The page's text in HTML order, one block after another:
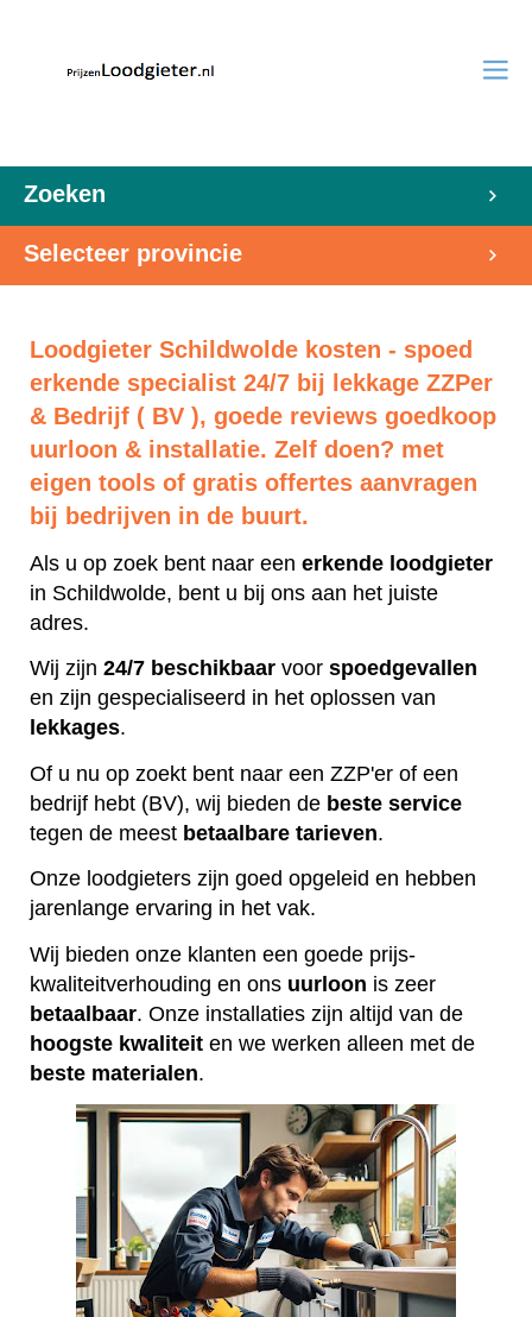
Zoeken
Selecteer provincie
Loodgieter Schildwolde kosten - spoed
erkende specialist 24/7 bij lekkage ZZPer
& Bedrijf ( BV ), goede reviews goedkoop
uurloon & installatie. Zelf doen? met
eigen tools of gratis offertes aanvragen
bij bedrijven in de buurt.
Als u op zoek bent naar een erkende loodgieter
in Schildwolde, bent u bij ons aan het juiste
adres.
Wij zijn 24/7 beschikbaar voor spoedgevallen
en zijn gespecialiseerd in het oplossen van
lekkages.
Of u nu op zoekt bent naar een ZZP'er of een
bedrijf hebt (BV), wij bieden de beste service
tegen de meest betaalbare tarieven.
Onze loodgieters zijn goed opgeleid en hebben
jarenlange ervaring in het vak.
Wij bieden onze klanten een goede prijs-
kwaliteitverhouding en ons uurloon is zeer
betaalbaar. Onze installaties zijn altijd van de
hoogste kwaliteit en we werken alleen met de
beste materialen.